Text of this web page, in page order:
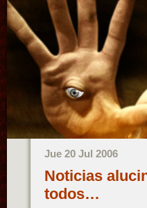
Jue 20 Jul 2006
Noticias
todos…